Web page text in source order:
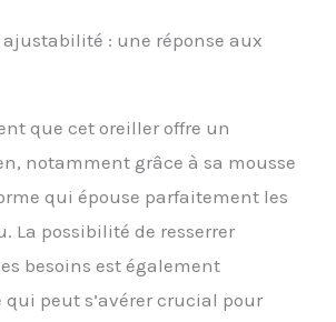
partenaire de voyage :
cervicale en fournissant
un soutien pour votre
cou lorsque vous êtes
assis dans le siège d'un
avion, d'une voiture, d'un
également une bonne
idée de l'utiliser au
bureau et à la maison
ajustabilité : une réponse aux
que cet oreiller offre un
notamment grâce à sa mousse
qui épouse parfaitement les
La possibilité de resserrer
besoins est également
peut s’avérer crucial pour